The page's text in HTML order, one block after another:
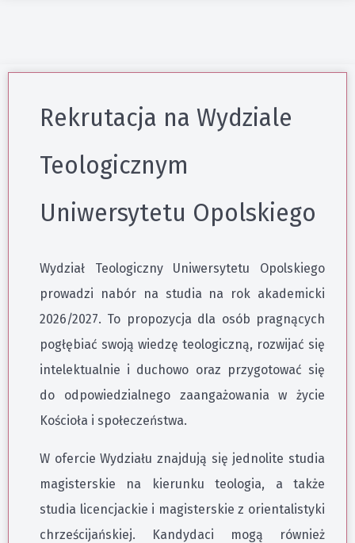
Rekrutacja na Wydziale
Teologicznym
Uniwersytetu Opolskiego
Wydział Teologiczny Uniwersytetu Opolskiego
prowadzi nabór na studia na rok akademicki
2026/2027. To propozycja dla osób pragnących
pogłębiać swoją wiedzę teologiczną, rozwijać się
intelektualnie i duchowo oraz przygotować się
do odpowiedzialnego zaangażowania w życie
Kościoła i społeczeństwa.
W ofercie Wydziału znajdują się jednolite studia
magisterskie na kierunku teologia, a także
studia licencjackie i magisterskie z orientalistyki
chrześcijańskiej. Kandydaci mogą również